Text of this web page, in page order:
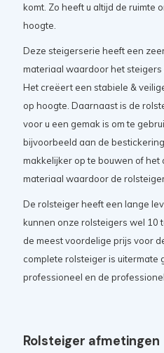
komt. Zo heeft u altijd de ruimte
hoogte.
Deze steigerserie heeft een
materiaal waardoor het steigers
Het creëert een stabiele &
op hoogte. Daarnaast is de
voor u een gemak is om te
bijvoorbeeld aan de
makkelijker op te bouwen of het
materiaal waardoor de
De rolsteiger heeft een lange
kunnen onze rolsteigers wel 10
de meest voordelige prijs voor
complete rolsteiger is uitermate
professioneel en de
Rolsteiger afmetingen